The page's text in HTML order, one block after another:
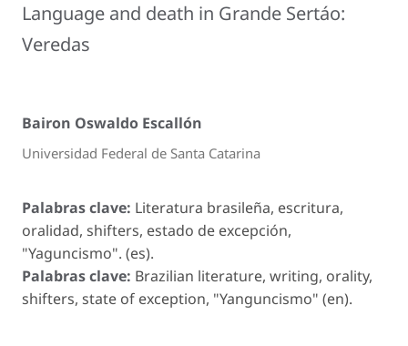
Language and death in Grande Sertáo:
Veredas
Bairon Oswaldo Escallón
Universidad Federal de Santa Catarina
Palabras clave: Literatura brasileña, escritura,
oralidad, shifters, estado de excepción,
"Yaguncismo". (es).
Palabras clave: Brazilian literature, writing, orality,
shifters, state of exception, "Yanguncismo" (en).